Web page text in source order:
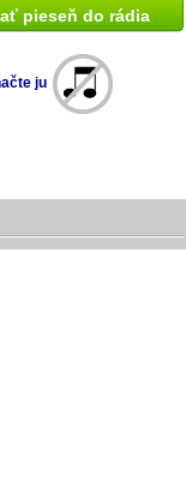
pieseň do rádia
ju